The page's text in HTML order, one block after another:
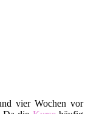
vier Wochen vor